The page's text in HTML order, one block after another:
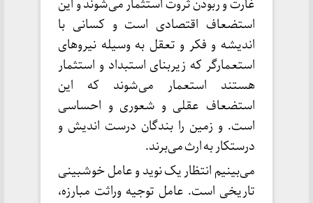
غارت و ربودن ثروت استثمار می‌شوند و این
استضعاف اقتصادی است و کسانی با
اندیشه و فکر و تعقل به وسیله نیروهای
استعمارگر که زیربنای استبداد و استثمار
هستند استعمار می‌شوند که این
استضعاف عقلی و شعوری و احساسی
است. و زمین را بندگان درست اندیش و
درستکار به ارث می‌برند.
می‌بینیم انتظار یک نوید و عامل خوشبینی
تاریخی است. عامل توجیه وراثت مبارزه،